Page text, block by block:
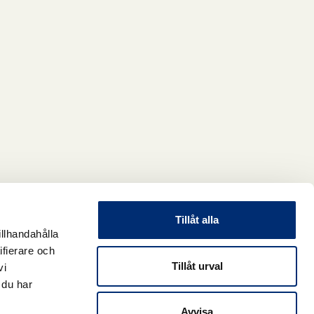
och
har
Tillåt alla
Tillåt urval
Avvisa